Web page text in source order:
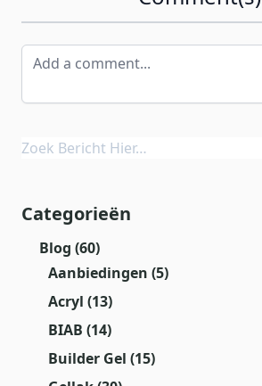
Categorieën
Blog (60)
Aanbiedingen (5)
Acryl (13)
BIAB (14)
Builder Gel (15)